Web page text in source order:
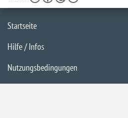
Startseite
Hilfe / Infos
Nutzungsbedingungen